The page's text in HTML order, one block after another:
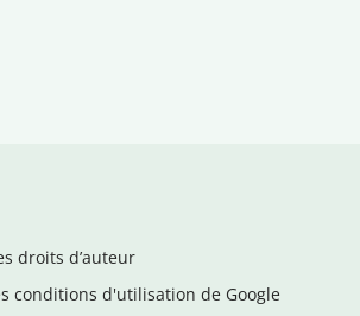
droits d’auteur
conditions d'utilisation de Google